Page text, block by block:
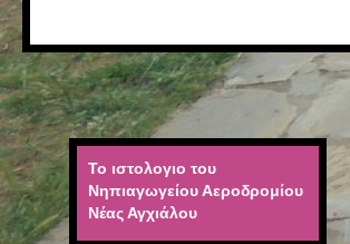
Το ιστολογιο του
Νηπιαγωγείου Αεροδρομίου
Νέας Αγχιάλου